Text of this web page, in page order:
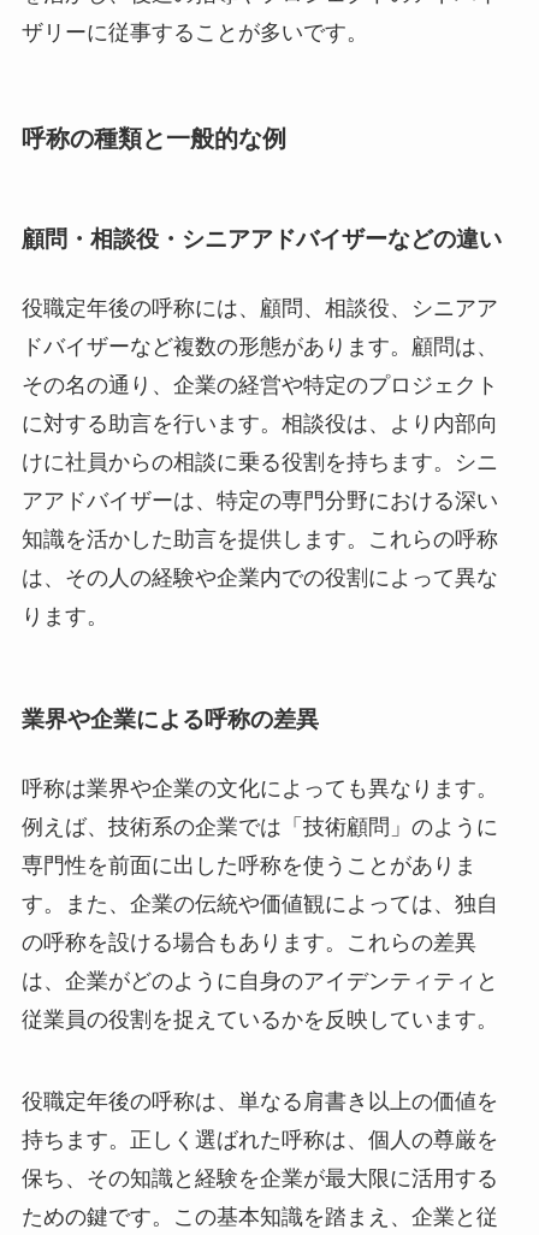
ザリーに従事することが多いです。
呼称の種類と一般的な例
顧問・相談役・シニアアドバイザーなどの違い
役職定年後の呼称には、顧問、相談役、シニアア
ドバイザーなど複数の形態があります。顧問は、
その名の通り、企業の経営や特定のプロジェクト
に対する助言を行います。相談役は、より内部向
けに社員からの相談に乗る役割を持ちます。シニ
アアドバイザーは、特定の専門分野における深い
知識を活かした助言を提供します。これらの呼称
は、その人の経験や企業内での役割によって異な
ります。
業界や企業による呼称の差異
呼称は業界や企業の文化によっても異なります。
例えば、技術系の企業では「技術顧問」のように
専門性を前面に出した呼称を使うことがありま
す。また、企業の伝統や価値観によっては、独自
の呼称を設ける場合もあります。これらの差異
は、企業がどのように自身のアイデンティティと
従業員の役割を捉えているかを反映しています。
役職定年後の呼称は、単なる肩書き以上の価値を
持ちます。正しく選ばれた呼称は、個人の尊厳を
保ち、その知識と経験を企業が最大限に活用する
ための鍵です。この基本知識を踏まえ、企業と従